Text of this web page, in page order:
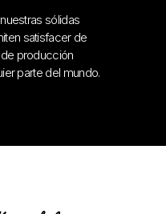
sólidas
satisfacer de
producción
parte del mundo.